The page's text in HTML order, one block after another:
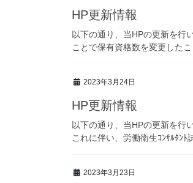
HP更新情報
以下の通り、当HPの更新を行
ことで保有資格数を変更した
2023年3月24日
HP更新情報
以下の通り、当HPの更新を行
これに伴い、労働衛生ｺﾝｻﾙﾀﾝ
2023年3月23日